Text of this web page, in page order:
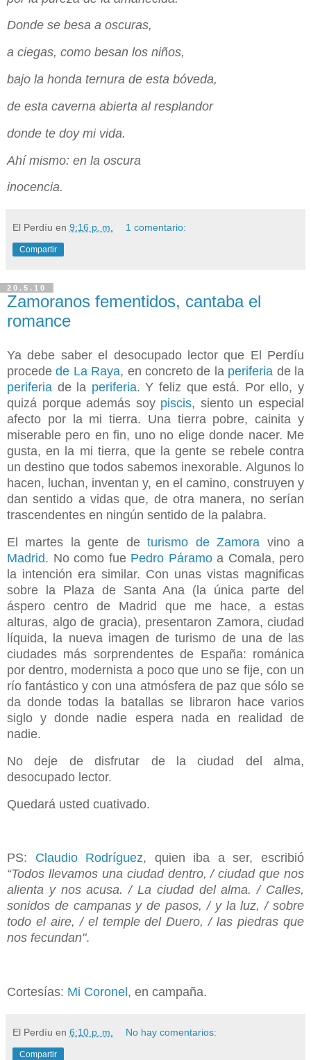
Donde se besa a oscuras,
a ciegas, como besan los niños,
bajo la honda ternura de esta bóveda,
de esta caverna abierta al resplandor
donde te doy mi vida.
Ahí mismo: en la oscura
inocencia.
El Perdíu en 9:16 p. m. 1 comentario:
Compartir
20.5.10
Zamoranos fementidos, cantaba el
romance
Ya debe saber el desocupado lector que El Perdíu
procedede La Raya, en concreto de la periferia de la
periferia de la periferia. Y feliz que está. Por ello, y
quizá porque además soy piscis, siento un especial
afecto por la mi tierra. Una tierra pobre, cainita y
miserable pero en fin, uno no elige donde nacer. Me
gusta, en la mi tierra, que la gente se rebele contra
un destino que todos sabemos inexorable. Algunos lo
hacen, luchan, inventan y, en el camino, construyen y
dan sentido a vidas que, de otra manera, no serían
trascendentes en ningún sentido de la palabra.
El martes la gente deturismo de Zamora vino a
Madrid. No como fue Pedro Páramoa Comala, pero
la intención era similar. Con unas vistas magnificas
sobre la Plaza de Santa Ana (la única parte del
áspero centro de Madrid que me hace, a estas
alturas, algo de gracia), presentaron Zamora, ciudad
líquida, la nueva imagen de turismo de una de las
ciudades más sorprendentes de España: románica
por dentro, modernista a poco que uno se fije, con un
río fantástico y con una atmósfera de paz que sólo se
da donde todas la batallas se libraron hace varios
siglo y donde nadie espera nada en realidad de
nadie.
No deje de disfrutar de la ciudad del alma,
desocupado lector.
Quedará usted cuativado.
PS: Claudio Rodríguez, quien iba a ser, escribió
“Todos llevamos una ciudad dentro, / ciudad que nos
alienta y nos acusa. / La ciudad del alma. / Calles,
sonidos de campanas y de pasos, / y la luz, / sobre
todo el aire, / el temple del Duero, / las piedras que
nos fecundan".
Cortesías: Mi Coronel, en campaña.
El Perdíu en 6:10 p. m. No hay comentarios:
Compartir